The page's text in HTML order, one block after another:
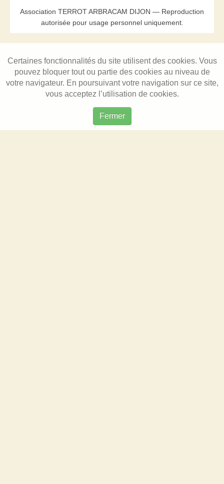
Association TERROT ARBRACAM DIJON — Reproduction
autorisée pour usage personnel uniquement.
Certaines fonctionnalités du site utilisent des cookies. Vous
pouvez bloquer tout ou partie des cookies au niveau de
votre navigateur. En poursuivant votre navigation sur ce site,
vous acceptez l’utilisation de cookies.
Fermer